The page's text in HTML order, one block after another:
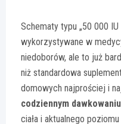
Schematy typu „50 000
wykorzystywane w
niedoborów, ale to już
niż standardowa
domowych najprościej i
codziennym dawkowaniu
ciała i aktualnego poziomu